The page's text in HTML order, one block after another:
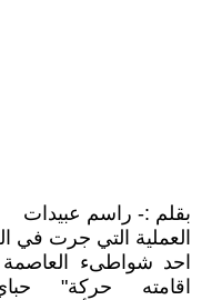
بقلم :- راسم عبيدات
العملية التي جرت
احد شواطىء العاصمة
اقامته حركة"